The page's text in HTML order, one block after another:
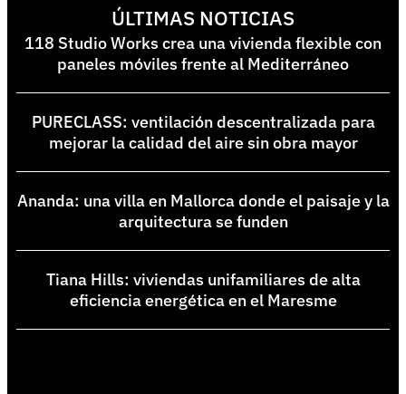
ÚLTIMAS NOTICIAS
118 Studio Works crea una vivienda flexible con
paneles móviles frente al Mediterráneo
PURECLASS: ventilación descentralizada para
mejorar la calidad del aire sin obra mayor
Ananda: una villa en Mallorca donde el paisaje y la
arquitectura se funden
Tiana Hills: viviendas unifamiliares de alta
eficiencia energética en el Maresme